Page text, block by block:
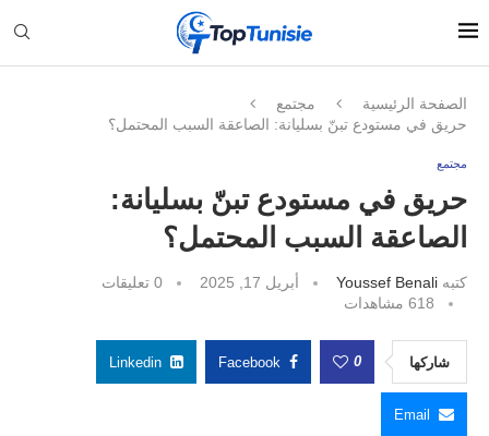
الصفحة الرئيسية
مجتمع
حريق في مستودع تبنّ بسليانة: الصاعقة السبب المحتمل؟
مجتمع
حريق في مستودع تبنّ بسليانة:
الصاعقة السبب المحتمل؟
كتبه Youssef Benali أبريل 17, 2025
0 تعليقات
618 مشاهدات
شاركها 0
Facebook
Linkedin
Email